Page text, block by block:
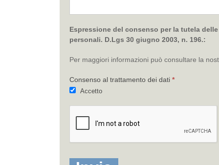
Espressione del consenso per la tutela
personali. D.Lgs 30 giugno 2003, n. 196.:
Per maggiori informazioni può consultare la
Consenso al trattamento dei dati *
Accetto